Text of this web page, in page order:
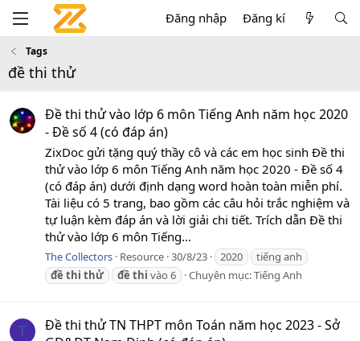
Đăng nhập Đăng kí
Tags
đề thi thử
Đề thi thử vào lớp 6 môn Tiếng Anh năm học 2020
- Đề số 4 (có đáp án)
ZixDoc gửi tặng quý thầy cô và các em học sinh Đề thi
thử vào lớp 6 môn Tiếng Anh năm học 2020 - Đề số 4
(có đáp án) dưới định dạng word hoàn toàn miễn phí.
Tài liệu có 5 trang, bao gồm các câu hỏi trắc nghiệm và
tự luận kèm đáp án và lời giải chi tiết. Trích dẫn Đề thi
thử vào lớp 6 môn Tiếng...
The Collectors Resource 30/8/23 2020
tiếng anh
đề thi thử đề thi vào 6 Chuyên mục:Tiếng Anh
T
Đề thi thử TN THPT môn Toán năm học 2023 - Sở